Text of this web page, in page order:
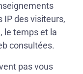
IP des visiteurs,
le temps et la
consultées.
pas vous